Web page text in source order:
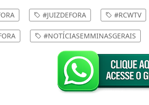
#JUIZDEFORA #RCWTV
#NOTÍCIASEMMINASGERAIS